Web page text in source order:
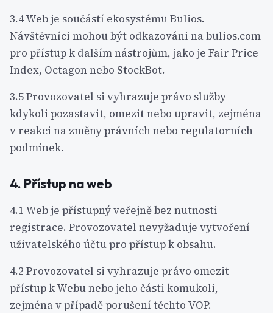
3.4 Web je součástí ekosystému Bulios.
Návštěvníci mohou být odkazováni na bulios.com
pro přístup k dalším nástrojům, jako je Fair Price
Index, Octagon nebo StockBot.
3.5 Provozovatel si vyhrazuje právo služby
kdykoli pozastavit, omezit nebo upravit, zejména
v reakci na změny právních nebo regulatorních
podmínek.
4. Přístup na web
4.1 Web je přístupný veřejně bez nutnosti
registrace. Provozovatel nevyžaduje vytvoření
uživatelského účtu pro přístup k obsahu.
4.2 Provozovatel si vyhrazuje právo omezit
přístup k Webu nebo jeho části komukoli,
zejména v případě porušení těchto VOP.